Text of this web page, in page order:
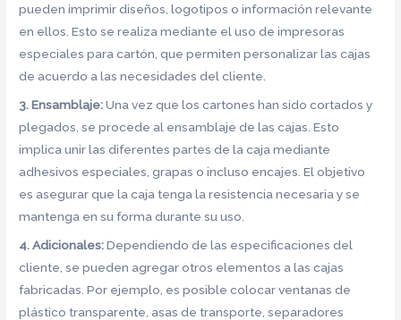
pueden imprimir diseños, logotipos o información relevante
en ellos. Esto se realiza mediante el uso de impresoras
especiales para cartón, que permiten personalizar las cajas
de acuerdo a las necesidades del cliente.
3. Ensamblaje:Una vez que los cartones han sido cortados y
plegados, se procede al ensamblaje de las cajas. Esto
implica unir las diferentes partes de la caja mediante
adhesivos especiales, grapas o incluso encajes. El objetivo
es asegurar que la caja tenga la resistencia necesaria y se
mantenga en su forma durante su uso.
4. Adicionales:Dependiendo de las especificaciones del
cliente, se pueden agregar otros elementos a las cajas
fabricadas. Por ejemplo, es posible colocar ventanas de
plástico transparente, asas de transporte, separadores